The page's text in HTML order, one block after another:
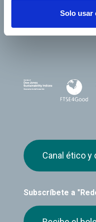
Solo usar
Subscríbete a
Canal ético